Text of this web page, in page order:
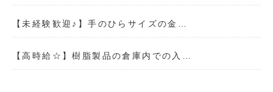
【未経験歓迎♪】手のひらサイズの金…
【高時給☆】樹脂製品の倉庫内での入…